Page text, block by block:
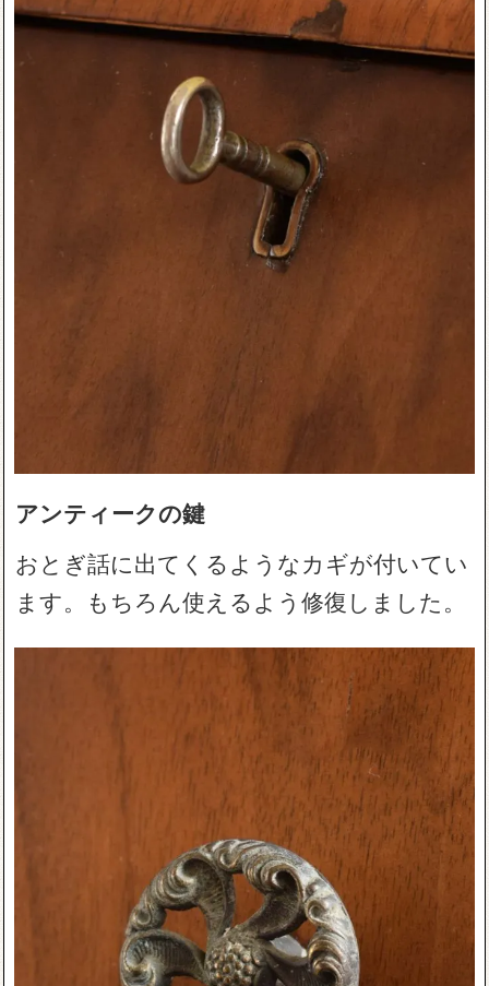
アンティークの鍵
おとぎ話に出てくるようなカギが付いてい
ます。もちろん使えるよう修復しました。